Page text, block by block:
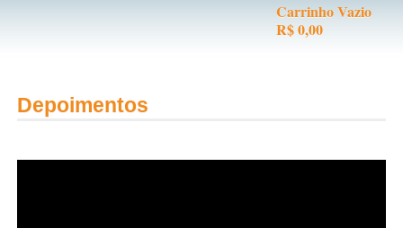
Carrinho Vazio
R$ 0,00
Depoimentos